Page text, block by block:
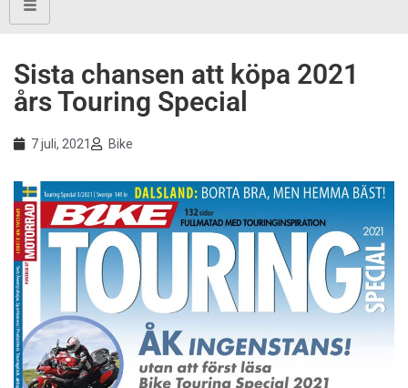
Sista chansen att köpa 2021
års Touring Special
7 juli, 2021 Bike